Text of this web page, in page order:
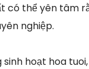
có thể yên tâm
nghiệp.
hoạt hoa